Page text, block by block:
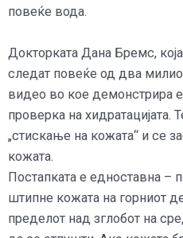
повеќе вода.
Докторката Дана Бремс,
следат повеќе од два
видео во кое демонстрира
проверка на хидратацијата.
„стискање на кожата“ и се
кожата.
Постапката е едноставна –
штипне кожата на горниот
пределот над зглобот на